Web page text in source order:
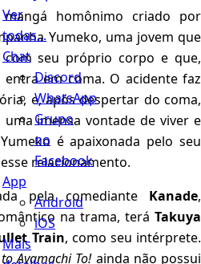
Ver
todas...
Chat
Discord
WhatsApp
Grupo
no
Facebook
App
Android
iOS
Mais
homônimo criado por
Yumeko, uma jovem que
seu próprio corpo e que,
em coma. O acidente faz
e, após despertar do coma,
imensa vontade de viver e
é apaixonada pelo seu
relacionamento.
pela comediante Kanade,
na trama, terá Takuya
Train, como seu intérprete.
Ayamachi To!ainda não possui